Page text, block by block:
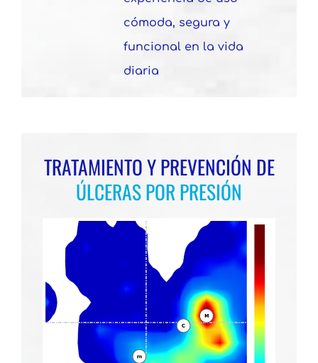
cómoda, segura y
funcional en la vida
diaria
TRATAMIENTO Y PREVENCIÓN DE
ÚLCERAS POR PRESIÓN